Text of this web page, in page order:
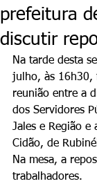
prefeitura
discutir
Na tarde desta
julho, às 16h30,
reunião entre a
dos Servidores
Jales e Região e
Cidão, de
Na mesa, a
trabalhadores.